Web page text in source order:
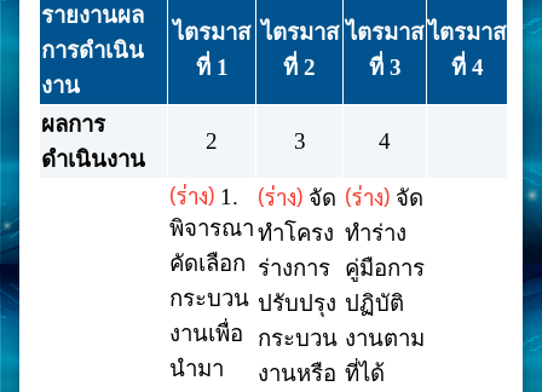
รายงานผล
การดำเนิน
งาน
ไตรมาส
ที่ 1
ไตรมาส
ที่ 2
ไตรมาส
ที่ 3
ไตรมาส
ที่ 4
ผลการ
ดำเนินงาน
2 3 4
(ร่าง) 1.
พิจารณา
คัดเลือก
กระบวน
งานเพื่อ
นำมา
(ร่าง) จัด
ทำโครง
ร่างการ
ปรับปรุง
กระบวน
งานหรือ
(ร่าง) จัด
ทำร่าง
คู่มือการ
ปฏิบัติ
งานตาม
ที่ได้